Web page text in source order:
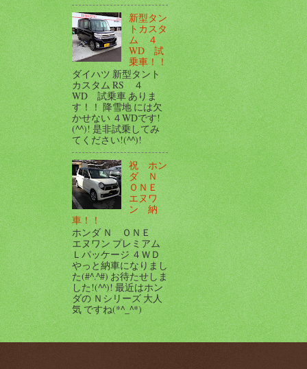
新型タン
トカスタ
ム ４
WD 試
乗車！！
ダイハツ 新型タント
カスタム RS ４
WD 試乗車 ありま
す！！ 降雪地 には欠
かせない ４WDです!
(^^)! 是非試乗してみ
てください!(^^)!
祝 ホン
ダ Ｎ
ＯＮＥ
エヌワ
ン 納
車！！
ホンダ Ｎ ＯＮＥ
エヌワン プレミアム
Ｌパッケージ ４ＷＤ
やっと納車になりまし
た(#^.^#) お待たせしま
した!(^^)! 最近はホン
ダの Ｎシリーズ 大人
気 ですね(*^_^*)